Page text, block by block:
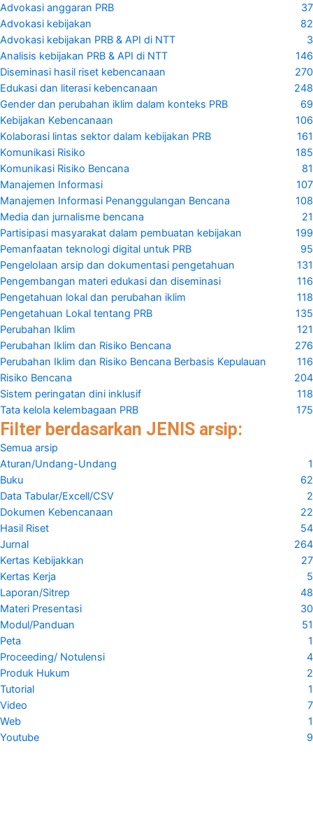
Advokasi anggaran PRB
37
Advokasi kebijakan
82
Advokasi kebijakan PRB & API di NTT
3
Analisis kebijakan PRB & API di NTT
146
Diseminasi hasil riset kebencanaan
270
Edukasi dan literasi kebencanaan
248
Gender dan perubahan iklim dalam konteks PRB
69
Kebijakan Kebencanaan
106
Kolaborasi lintas sektor dalam kebijakan PRB
161
Komunikasi Risiko
185
Komunikasi Risiko Bencana
81
Manajemen Informasi
107
Manajemen Informasi Penanggulangan Bencana
108
Media dan jurnalisme bencana
21
Partisipasi masyarakat dalam pembuatan kebijakan
199
Pemanfaatan teknologi digital untuk PRB
95
Pengelolaan arsip dan dokumentasi pengetahuan
131
Pengembangan materi edukasi dan diseminasi
116
Pengetahuan lokal dan perubahan iklim
118
Pengetahuan Lokal tentang PRB
135
Perubahan Iklim
121
Perubahan Iklim dan Risiko Bencana
276
Perubahan Iklim dan Risiko Bencana Berbasis Kepulauan
116
Risiko Bencana
204
Sistem peringatan dini inklusif
118
Tata kelola kelembagaan PRB
175
Filter berdasarkan JENIS arsip:
Semua arsip
Aturan/Undang-Undang
1
Buku
62
Data Tabular/Excell/CSV
2
Dokumen Kebencanaan
22
Hasil Riset
54
Jurnal
264
Kertas Kebijakkan
27
Kertas Kerja
5
Laporan/Sitrep
48
Materi Presentasi
30
Modul/Panduan
51
Peta
1
Proceeding/ Notulensi
4
Produk Hukum
2
Tutorial
1
Video
7
Web
1
Youtube
9